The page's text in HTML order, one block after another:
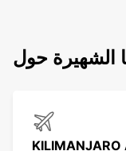
الشهيرة حول
KILIMANJARO